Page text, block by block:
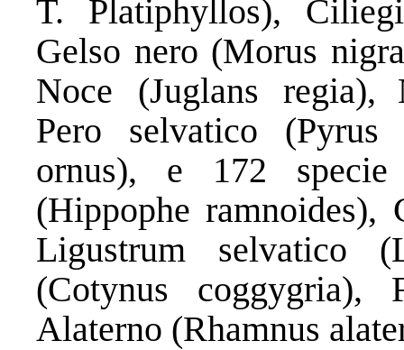
T. Platiphyllos),
Gelso nero (Morus
Noce (Juglans regia),
Pero selvatico (Pyrus
ornus), e 172 specie
(Hippophe
Ligustrum selvatico
(Cotynus coggygria),
Alaterno (Rhamnus